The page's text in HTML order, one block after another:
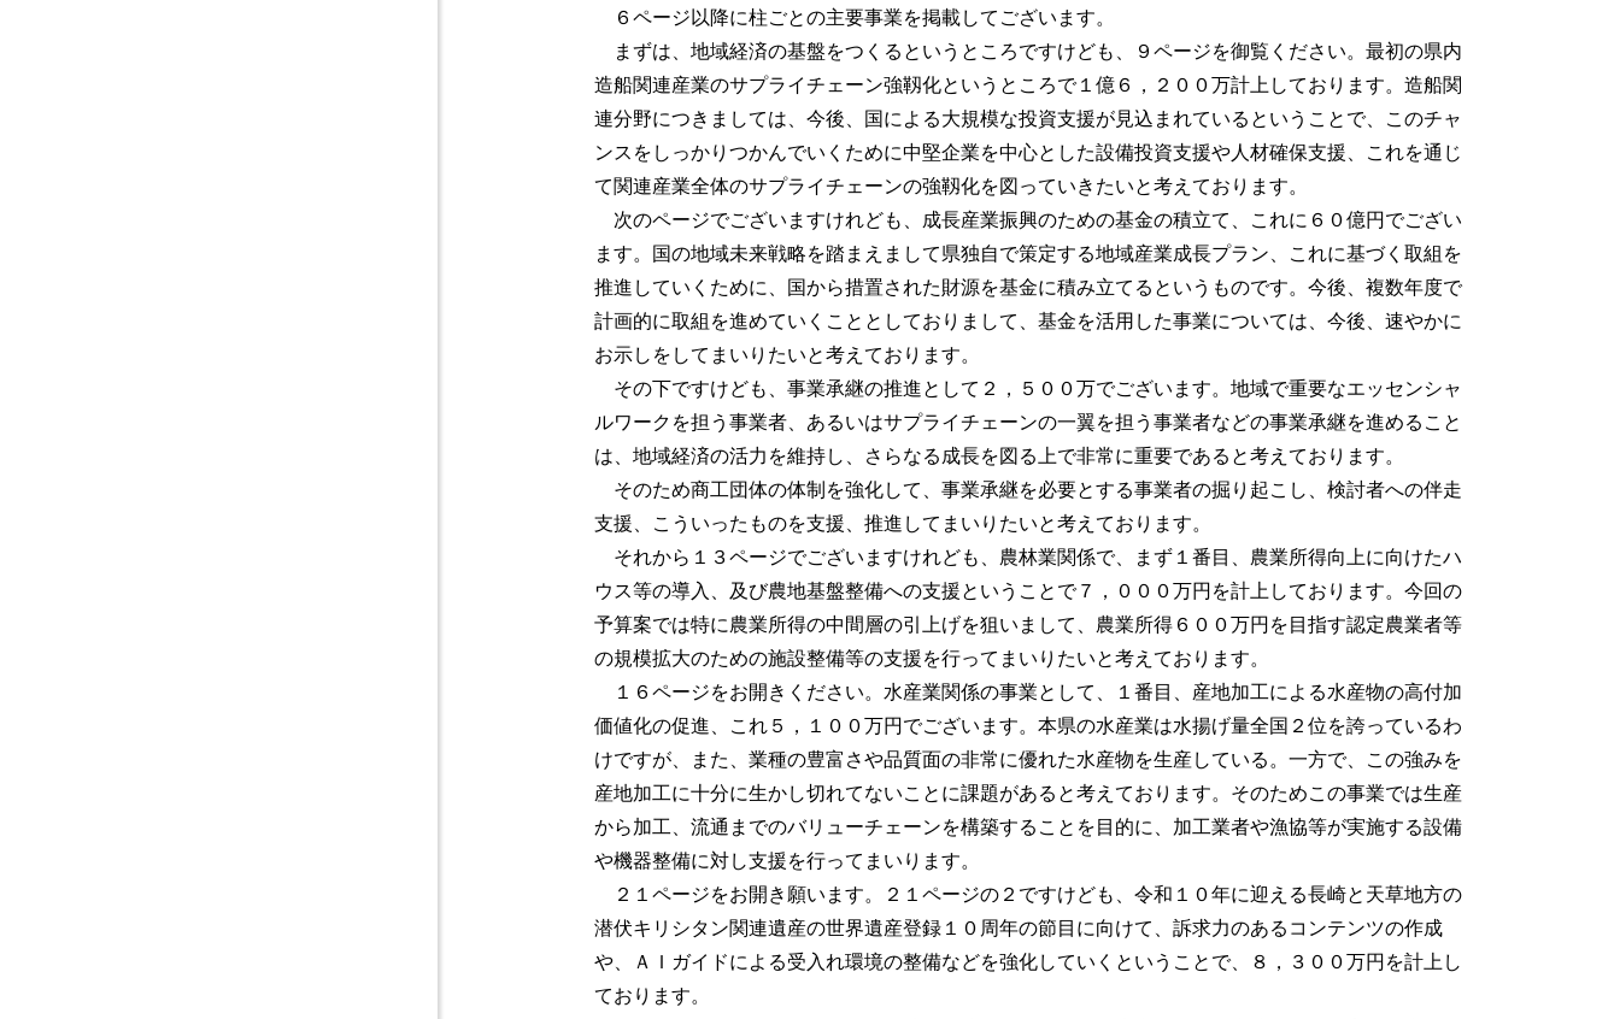
６ページ以降に柱ごとの主要事業を掲載してございます。
まずは、地域経済の基盤をつくるというところですけども、９ページを御覧ください。最初の県内
造船関連産業のサプライチェーン強靱化というところで１億６，２００万計上しております。造船関
連分野につきましては、今後、国による大規模な投資支援が見込まれているということで、このチャ
ンスをしっかりつかんでいくために中堅企業を中心とした設備投資支援や人材確保支援、これを通じ
て関連産業全体のサプライチェーンの強靱化を図っていきたいと考えております。
次のページでございますけれども、成長産業振興のための基金の積立て、これに６０億円でござい
ます。国の地域未来戦略を踏まえまして県独自で策定する地域産業成長プラン、これに基づく取組を
推進していくために、国から措置された財源を基金に積み立てるというものです。今後、複数年度で
計画的に取組を進めていくこととしておりまして、基金を活用した事業については、今後、速やかに
お示しをしてまいりたいと考えております。
その下ですけども、事業承継の推進として２，５００万でございます。地域で重要なエッセンシャ
ルワークを担う事業者、あるいはサプライチェーンの一翼を担う事業者などの事業承継を進めること
は、地域経済の活力を維持し、さらなる成長を図る上で非常に重要であると考えております。
そのため商工団体の体制を強化して、事業承継を必要とする事業者の掘り起こし、検討者への伴走
支援、こういったものを支援、推進してまいりたいと考えております。
それから１３ページでございますけれども、農林業関係で、まず１番目、農業所得向上に向けたハ
ウス等の導入、及び農地基盤整備への支援ということで７，０００万円を計上しております。今回の
予算案では特に農業所得の中間層の引上げを狙いまして、農業所得６００万円を目指す認定農業者等
の規模拡大のための施設整備等の支援を行ってまいりたいと考えております。
１６ページをお開きください。水産業関係の事業として、１番目、産地加工による水産物の高付加
価値化の促進、これ５，１００万円でございます。本県の水産業は水揚げ量全国２位を誇っているわ
けですが、また、業種の豊富さや品質面の非常に優れた水産物を生産している。一方で、この強みを
産地加工に十分に生かし切れてないことに課題があると考えております。そのためこの事業では生産
から加工、流通までのバリューチェーンを構築することを目的に、加工業者や漁協等が実施する設備
や機器整備に対し支援を行ってまいります。
２１ページをお開き願います。２１ページの２ですけども、令和１０年に迎える長崎と天草地方の
潜伏キリシタン関連遺産の世界遺産登録１０周年の節目に向けて、訴求力のあるコンテンツの作成
や、ＡＩガイドによる受入れ環境の整備などを強化していくということで、８，３００万円を計上し
ております。